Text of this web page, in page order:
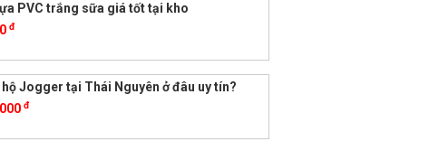
PVC trắng sữa giá tốt tại kho
đ
hộ Jogger tại Thái Nguyên ở đâu uy tín?
đ